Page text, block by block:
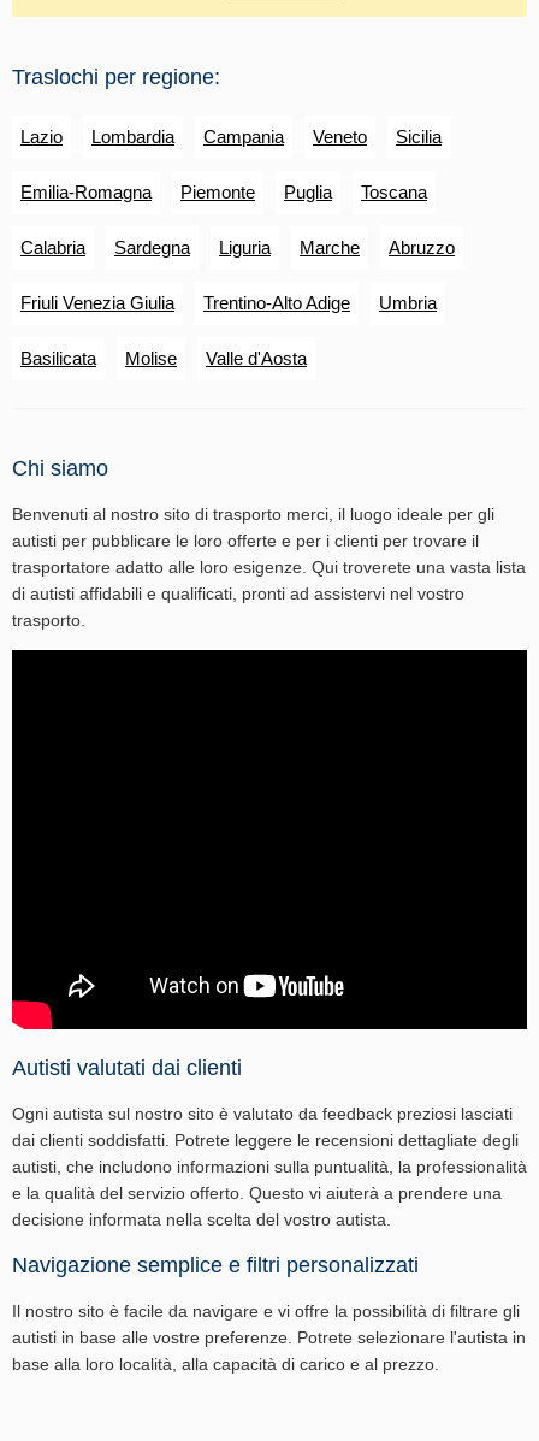
Traslochi per regione:
Lazio Lombardia Campania Veneto Sicilia
Emilia-Romagna Piemonte Puglia Toscana
Calabria Sardegna Liguria Marche Abruzzo
Friuli Venezia Giulia Trentino-Alto Adige Umbria
Basilicata Molise Valle d'Aosta
Chi siamo
Benvenuti al nostro sito di trasporto merci, il luogo ideale per gli
autisti per pubblicare le loro offerte e per i clienti per trovare il
trasportatore adatto alle loro esigenze. Qui troverete una vasta lista
di autisti affidabili e qualificati, pronti ad assistervi nel vostro
trasporto.
Autisti valutati dai clienti
Ogni autista sul nostro sito è valutato da feedback preziosi lasciati
dai clienti soddisfatti. Potrete leggere le recensioni dettagliate degli
autisti, che includono informazioni sulla puntualità, la professionalità
e la qualità del servizio offerto. Questo vi aiuterà a prendere una
decisione informata nella scelta del vostro autista.
Navigazione semplice e filtri personalizzati
Il nostro sito è facile da navigare e vi offre la possibilità di filtrare gli
autisti in base alle vostre preferenze. Potrete selezionare l'autista in
base alla loro località, alla capacità di carico e al prezzo.